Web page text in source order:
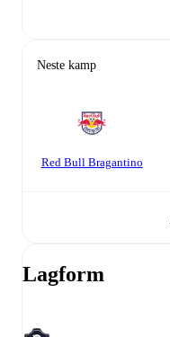
Neste kamp
Red Bull Bragantino
Lagform